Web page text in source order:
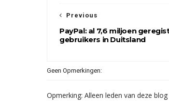
Previous
PayPal: al 7,6 miljoen
gebruikers in Duitsland
Geen Opmerkingen:
Opmerking: Alleen leden van deze